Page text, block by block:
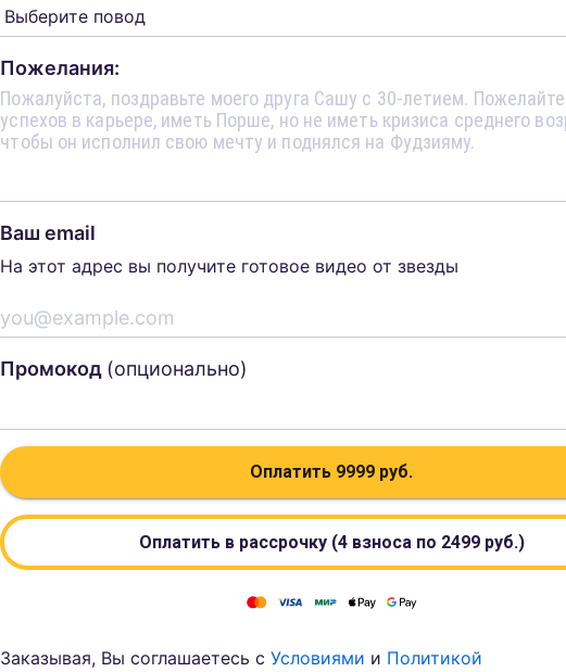
Пожелания:
Ваш email
На этот адрес вы получите готовое видео от звезды
Промокод (опционально)
Оплатить 9999 руб.
Оплатить в рассрочку (4 взноса по 2499руб.)
Заказывая, Вы соглашаетесь сУсловиями и Политикой